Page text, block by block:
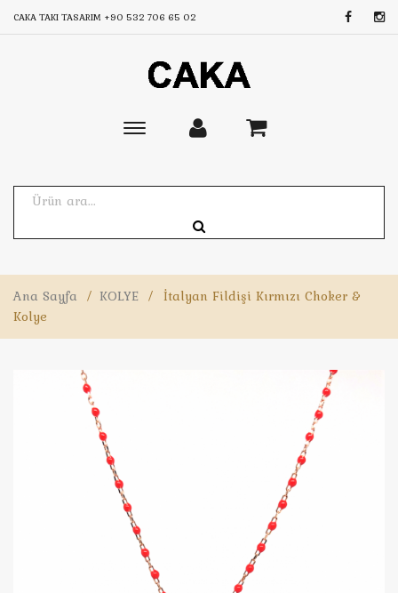
CAKA TAKI TASARIM +90 532 706 65 02
Toggle
Ana Sayfa / KOLYE / İtalyan Fildişi Kırmızı Choker &
Kolye